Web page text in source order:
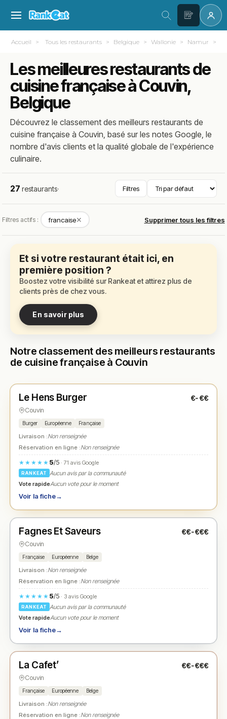
Accueil Tous les restaurants Belgique Wallonie Namur
Les meilleures restaurants de
cuisine française à Couvin,
Belgique
Découvrez le classement des meilleurs restaurants de
cuisine française à Couvin, basé sur les notes Google, le
nombre d'avis clients et la qualité globale de l'expérience
culinaire.
27 restaurants· Filtres
Filtres actifs : francaise✕ Supprimer tous les filtres
Et si votre restaurant était ici, en
première position ?
Boostez votre visibilité sur Rankeat et attirez plus de
clients près de chez vous.
En savoir plus
Notre classement des meilleurs restaurants
de cuisine française à Couvin
★ N° 1
Le Hens Burger €-€€
Couvin
Burger Européenne Française
Livraison :Non renseignée
Réservation en ligne :Non renseignée
★★★★★ 5/5· 71 avis Google
RANKEAT
Aucun avis par la communauté
Vote rapideAucun vote pour le moment
Voir la fiche→
★ N° 2
Fagnes Et Saveurs €€-€€€
Couvin
Française Européenne Belge
Livraison :Non renseignée
Réservation en ligne :Non renseignée
★★★★★ 5/5· 3 avis Google
RANKEAT
Aucun avis par la communauté
Vote rapideAucun vote pour le moment
Voir la fiche→
★ N° 3
La Cafet’ €€-€€€
Couvin
Française Européenne Belge
Livraison :Non renseignée
Réservation en ligne :Non renseignée